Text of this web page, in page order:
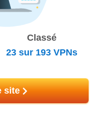
Classé
23 sur 193VPNs
site